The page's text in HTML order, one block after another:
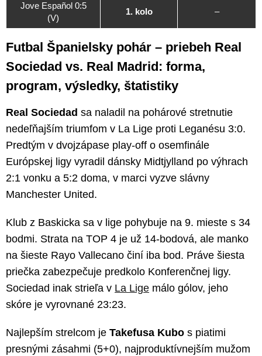
Jove Español 0:5
(V)
1. kolo –
Futbal Španielsky pohár – priebeh Real
Sociedad vs. Real Madrid: forma,
program, výsledky, štatistiky
Real Sociedad sa naladil na pohárové stretnutie
nedeľňajším triumfom v La Lige proti Leganésu 3:0.
Predtým v dvojzápase play-off o osemfinále
Európskej ligy vyradil dánsky Midtjylland po výhrach
2:1 vonku a 5:2 doma, v marci vyzve slávny
Manchester United.
Klub z Baskicka sa v lige pohybuje na 9. mieste s 34
bodmi. Strata na TOP 4 je už 14-bodová, ale manko
na šieste Rayo Vallecano činí iba bod. Práve šiesta
priečka zabezpečuje predkolo Konferenčnej ligy.
Sociedad inak strieľa v La Lige málo gólov, jeho
skóre je vyrovnané 23:23.
Najlepším strelcom je Takefusa Kubo s piatimi
presnými zásahmi (5+0), najproduktívnejším mužom